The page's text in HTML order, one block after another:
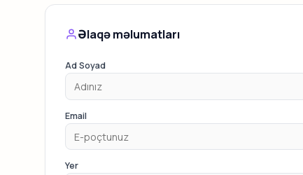
Əlaqə məlumatları
Ad Soyad
Email
Yer